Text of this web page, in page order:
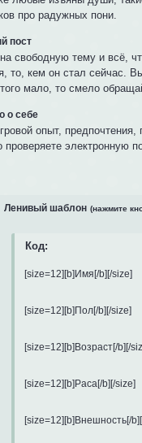
про радужных пони.
пост
свободную тему и всё,
то, кем он стал сейчас.
мало, то смело
о себе
опыт, предпочтения,
проверяете электронную
Ленивый шаблон (нажмите
Код:
[size=12][b]Имя[/b][/size]
[size=12][b]Пол[/b][/size]
[size=12][b]Возраст[/b][/
[size=12][b]Раса[/b][/size]
[size=12][b]Внешность[/